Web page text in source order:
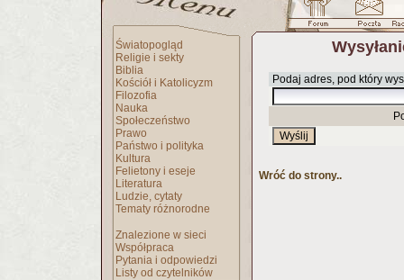
Światopogląd
Religie i sekty
Biblia
Kościół i Katolicyzm
Filozofia
Nauka
Społeczeństwo
Prawo
Państwo i polityka
Kultura
Felietony i eseje
Literatura
Ludzie, cytaty
Tematy różnorodne
Znalezione w sieci
Współpraca
Pytania i odpowiedzi
Listy od czytelników
Podaj adres, pod który
Wróć do strony..